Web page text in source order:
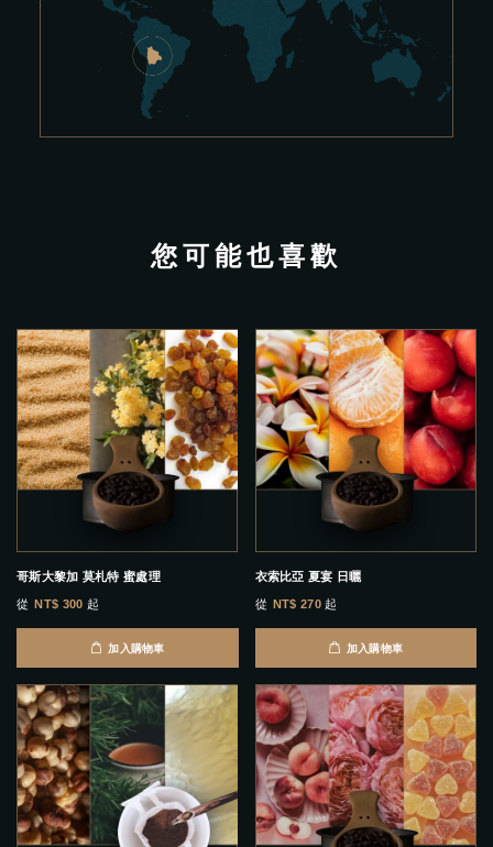
您可能也喜歡
哥斯大黎加 莫札特 蜜處理
從 NT$ 300 起
加入購物車
衣索比亞 夏宴 日曬
從 NT$ 270起
加入購物車